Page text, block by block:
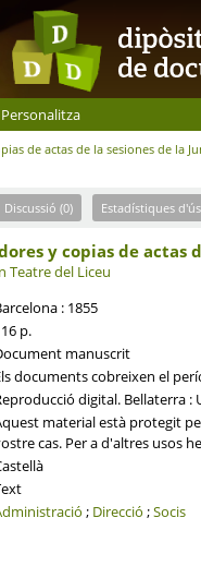
Personalitza
de actas de la sesiones de la
Discussió (0) Estadístiques d'ús
y copias de actas
Teatre del Liceu
: 1855
p.
manuscrit
documents cobreixen el
digital. Bellaterra :
material està protegit
cas. Per a d'altres usos
; Direcció ;Socis